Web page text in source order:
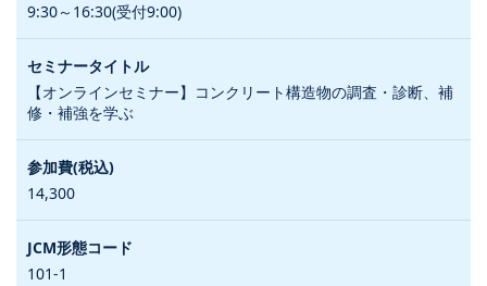
9:30～16:30(受付9:00)
【オンラインセミナー】コンクリート構造物の調査・診断、補
修・補強を学ぶ
14,300
101-1